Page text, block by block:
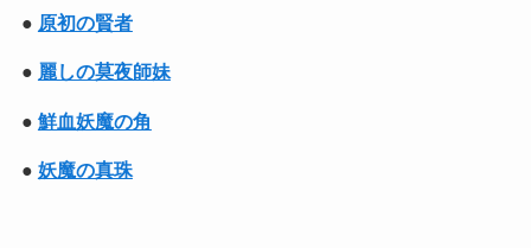
● 原初の賢者
● 麗しの莫夜師妹
● 鮮血妖魔の角
● 妖魔の真珠